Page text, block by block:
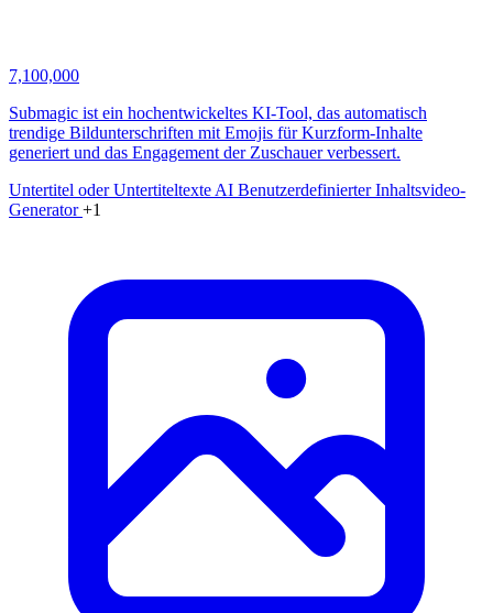
7,100,000
Submagic ist ein hochentwickeltes KI-Tool, das automatisch
trendige Bildunterschriften mit Emojis für Kurzform-Inhalte
generiert und das Engagement der Zuschauer verbessert.
Untertitel oder Untertiteltexte AI Benutzerdefinierter Inhaltsvideo-
Generator+1